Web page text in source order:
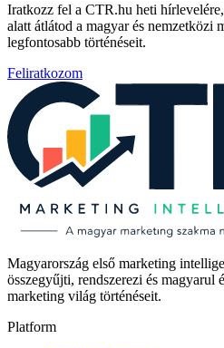
Iratkozz fel a CTR.hu heti
alatt átlátod a magyar és nemzetközi
legfontosabb történéseit.
Feliratkozom
Magyarország első marketing
összegyűjti, rendszerezi és magyarul
marketing világ történéseit.
Platform